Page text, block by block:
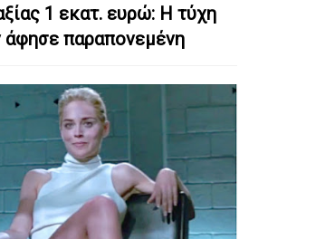
1 εκατ. ευρώ: Η τύχη
άφησε παραπονεμένη